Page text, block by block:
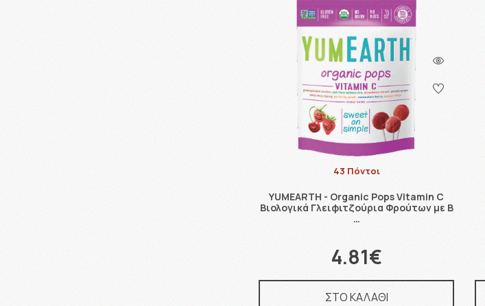
43 Πόντοι
YUMEARTH - Organic Pops Vitamin C
Βιολογικά Γλειφιτζούρια Φρούτων με Β
…
4.81€
ΣΤΟ ΚΑΛΑΘΙ